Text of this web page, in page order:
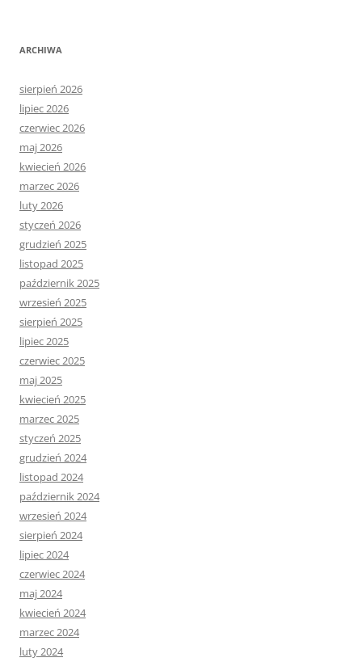
ARCHIWA
sierpień 2026
lipiec 2026
czerwiec 2026
maj 2026
kwiecień 2026
marzec 2026
luty 2026
styczeń 2026
grudzień 2025
listopad 2025
październik 2025
wrzesień 2025
sierpień 2025
lipiec 2025
czerwiec 2025
maj 2025
kwiecień 2025
marzec 2025
styczeń 2025
grudzień 2024
listopad 2024
październik 2024
wrzesień 2024
sierpień 2024
lipiec 2024
czerwiec 2024
maj 2024
kwiecień 2024
marzec 2024
luty 2024